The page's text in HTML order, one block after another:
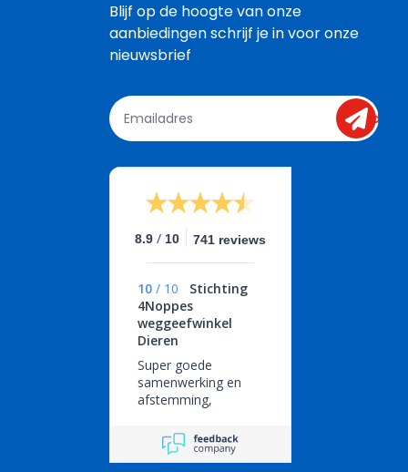
Blijf op de hoogte van onze
aanbiedingen schrijf je in voor onze
nieuwsbrief
send
8.9 / 10 741 reviews
10 / 10
Stichting
4Noppes
weggeefwinkel
Dieren
Super goede
samenwerking en
afstemming,